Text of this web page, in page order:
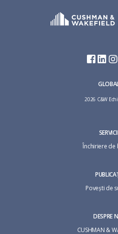
2026 C&W
SERVICII
Închiriere de
Povești de
DESPRE
CUSHMAN &